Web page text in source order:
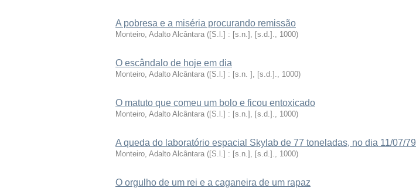
A pobresa e a miséria procurando remissão
Monteiro, Adalto Alcântara ([S.l.] : [s.n.], [s.d.]., 1000)
O escândalo de hoje em dia
Monteiro, Adalto Alcântara ([S.l.] : [s.n. ], [s.d.]., 1000)
O matuto que comeu um bolo e ficou entoxicado
Monteiro, Adalto Alcântara ([S.l.] : [s.n.], [s.d.]., 1000)
A queda do laboratório espacial Skylab de 77 toneladas, no dia 11/07/79
Monteiro, Adalto Alcântara ([S.l.] : [s.n.], [s.d.]., 1000)
O orgulho de um rei e a caganeira de um rapaz